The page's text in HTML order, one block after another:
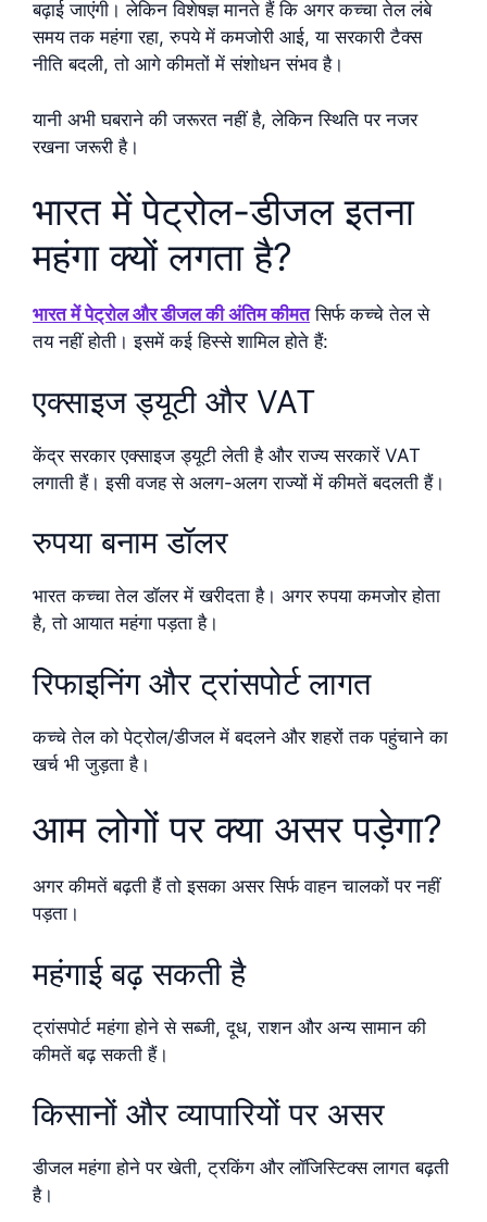
बढ़ाई जाएंगी। लेकिन विशेषज्ञ मानते हैं कि अगर कच्चा तेल लंबे
समय तक महंगा रहा, रुपये में कमजोरी आई, या सरकारी टैक्स
नीति बदली, तो आगे कीमतों में संशोधन संभव है।
यानी अभी घबराने की जरूरत नहीं है, लेकिन स्थिति पर नजर
रखना जरूरी है।
भारत में पेट्रोल-डीजल इतना
महंगा क्यों लगता है?
भारत में पेट्रोल और डीजल की अंतिम कीमतसिर्फ कच्चे तेल से
तय नहीं होती। इसमें कई हिस्से शामिल होते हैं:
एक्साइज ड्यूटी और VAT
केंद्र सरकार एक्साइज ड्यूटी लेती है और राज्य सरकारें VAT
लगाती हैं। इसी वजह से अलग-अलग राज्यों में कीमतें बदलती हैं।
रुपया बनाम डॉलर
भारत कच्चा तेल डॉलर में खरीदता है। अगर रुपया कमजोर होता
है, तो आयात महंगा पड़ता है।
रिफाइनिंग और ट्रांसपोर्ट लागत
कच्चे तेल को पेट्रोल/डीजल में बदलने और शहरों तक पहुंचाने का
खर्च भी जुड़ता है।
आम लोगों पर क्या असर पड़ेगा?
अगर कीमतें बढ़ती हैं तो इसका असर सिर्फ वाहन चालकों पर नहीं
पड़ता।
महंगाई बढ़ सकती है
ट्रांसपोर्ट महंगा होने से सब्जी, दूध, राशन और अन्य सामान की
कीमतें बढ़ सकती हैं।
किसानों और व्यापारियों पर असर
डीजल महंगा होने पर खेती, ट्रकिंग और लॉजिस्टिक्स लागत बढ़ती
है।